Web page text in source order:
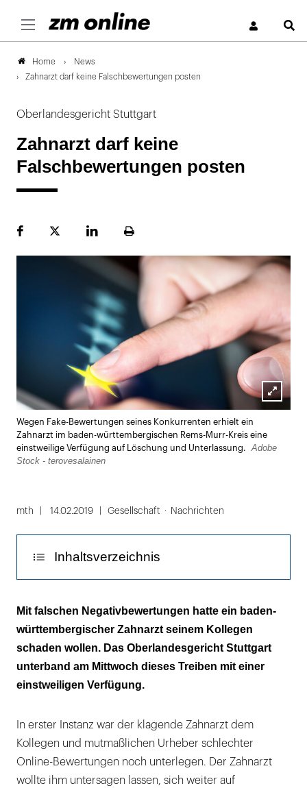
Home
News
Zahnarzt darf keine Falschbewertungen posten
Oberlandesgericht Stuttgart
Zahnarzt darf keine
Falschbewertungen posten
FacebookPlattformLinekdInSeite
Lightbox
Wegen Fake-Bewertungen seines Konkurrenten erhielt ein
Zahnarzt im baden-württembergischen Rems-Murr-Kreis eine
einstweilige Verfügung auf Löschung und Unterlassung.
Adobe
Stock - terovesalainen
mth 14.02.2019 Gesellschaft Nachrichten
Inhaltsverzeichnis
Indiz: wiederholte Schreibfehler
Mit falschen Negativbewertungen hatte ein baden-
württembergischer Zahnarzt seinem Kollegen
schaden wollen. Das Oberlandesgericht Stuttgart
unterband am Mittwoch dieses Treiben mit einer
einstweiligen Verfügung.
In erster Instanz war der klagende Zahnarzt dem
Kollegen und mutmaßlichen Urheber schlechter
Online-Bewertungen noch unterlegen. Der Zahnarzt
wollte ihm untersagen lassen, sich weiter auf